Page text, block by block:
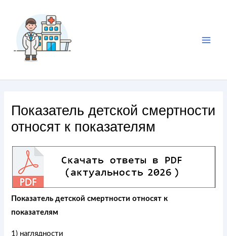
Показатель детской смертности
относят к показателям
Показатель детской смертности относят к
показателям
1) наглядности